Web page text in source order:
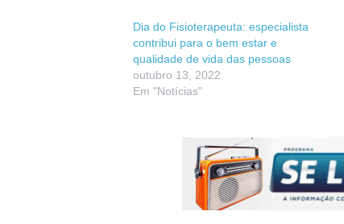
Dia do Fisioterapeuta: especialista
contribui para o bem estar e
qualidade de vida das pessoas
outubro 13, 2022
Em "Notícias"